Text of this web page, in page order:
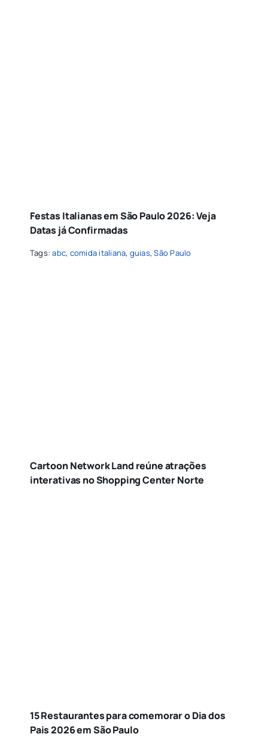
Festas Italianas em São Paulo 2026: Veja
Datas já Confirmadas
Tags:abc, comida italiana, guias,São Paulo
Cartoon Network Land reúne atrações
interativas no Shopping Center Norte
15 Restaurantes para comemorar o Dia dos
Pais 2026 em São Paulo